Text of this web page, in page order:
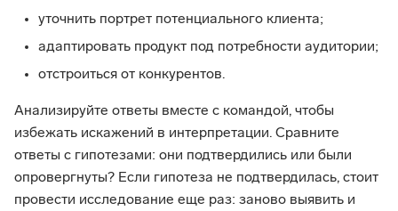
уточнить портрет потенциального клиента;
адаптировать продукт под потребности аудитории;
отстроиться от конкурентов.
Анализируйте ответы вместе с командой, чтобы
избежать искажений в интерпретации. Сравните
ответы с гипотезами: они подтвердились или были
опровергнуты? Если гипотеза не подтвердилась, стоит
провести исследование еще раз: заново выявить и